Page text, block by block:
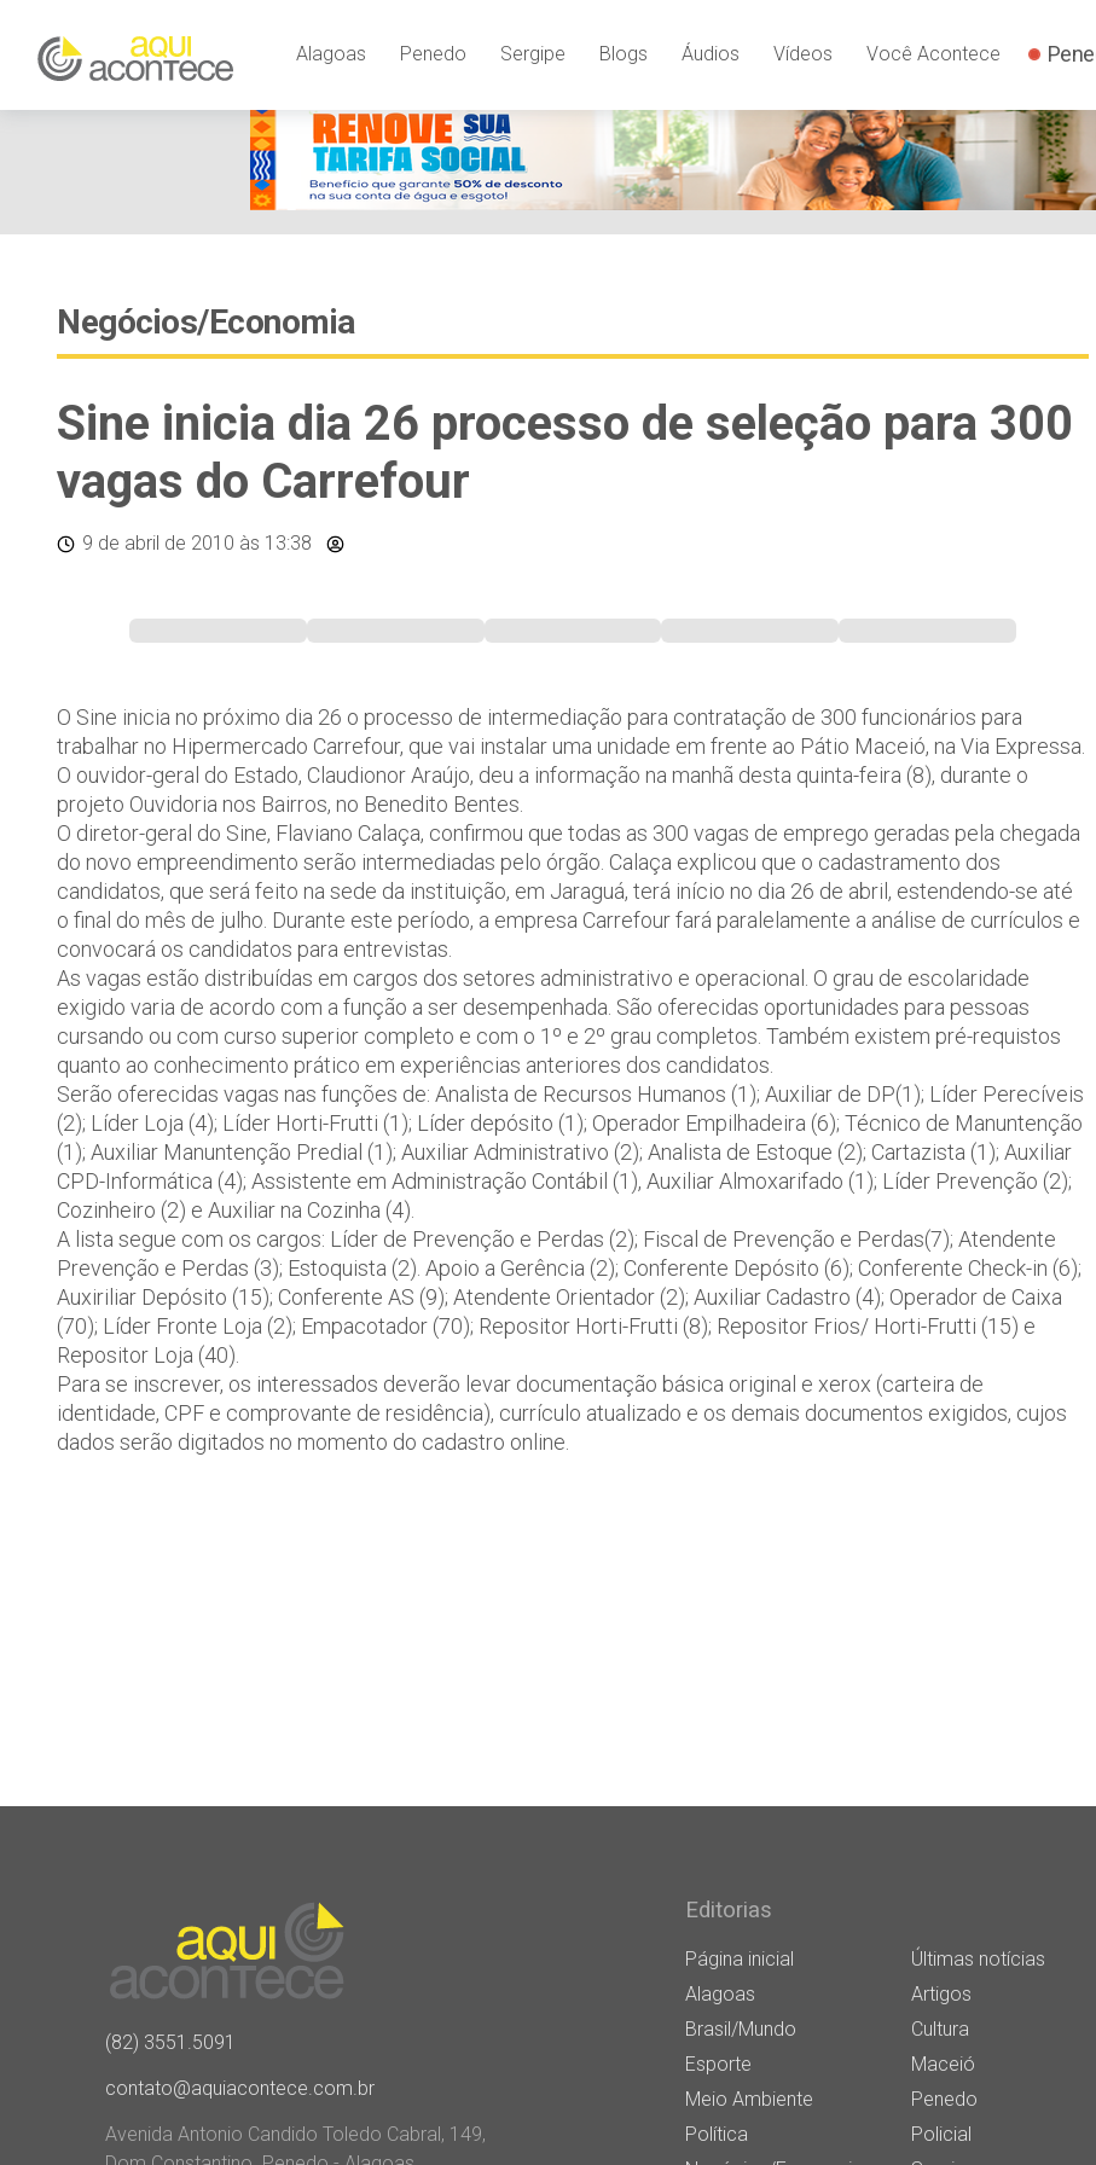
Alagoas Penedo Sergipe Blogs Áudios Vídeos Você Acontece
Negócios/Economia
Sine inicia dia 26 processo de seleção para 300
vagas do Carrefour
9 de abril de 2010 às 13:38
O Sine inicia no próximo dia 26 o processo de intermediação para contratação de 300 funcionários para
trabalhar no Hipermercado Carrefour, que vai instalar uma unidade em frente ao Pátio Maceió, na Via Expressa.
O ouvidor-geral do Estado, Claudionor Araújo, deu a informação na manhã desta quinta-feira (8), durante o
projeto Ouvidoria nos Bairros, no Benedito Bentes.
O diretor-geral do Sine, Flaviano Calaça, confirmou que todas as 300 vagas de emprego geradas pela chegada
do novo empreendimento serão intermediadas pelo órgão. Calaça explicou que o cadastramento dos
candidatos, que será feito na sede da instituição, em Jaraguá, terá início no dia 26 de abril, estendendo-se até
o final do mês de julho. Durante este período, a empresa Carrefour fará paralelamente a análise de currículos e
convocará os candidatos para entrevistas.
As vagas estão distribuídas em cargos dos setores administrativo e operacional. O grau de escolaridade
exigido varia de acordo com a função a ser desempenhada. São oferecidas oportunidades para pessoas
cursando ou com curso superior completo e com o 1º e 2º grau completos. Também existem pré-requistos
quanto ao conhecimento prático em experiências anteriores dos candidatos.
Serão oferecidas vagas nas funções de: Analista de Recursos Humanos (1); Auxiliar de DP(1); Líder Perecíveis
(2); Líder Loja (4); Líder Horti-Frutti (1); Líder depósito (1); Operador Empilhadeira (6); Técnico de Manuntenção
(1); Auxiliar Manuntenção Predial (1); Auxiliar Administrativo (2); Analista de Estoque (2); Cartazista (1); Auxiliar
CPD-Informática (4); Assistente em Administração Contábil (1), Auxiliar Almoxarifado (1); Líder Prevenção (2);
Cozinheiro (2) e Auxiliar na Cozinha (4).
A lista segue com os cargos: Líder de Prevenção e Perdas (2); Fiscal de Prevenção e Perdas(7); Atendente
Prevenção e Perdas (3); Estoquista (2). Apoio a Gerência (2); Conferente Depósito (6); Conferente Check-in (6);
Auxiriliar Depósito (15); Conferente AS (9); Atendente Orientador (2); Auxiliar Cadastro (4); Operador de Caixa
(70); Líder Fronte Loja (2); Empacotador (70); Repositor Horti-Frutti (8); Repositor Frios/ Horti-Frutti (15) e
Repositor Loja (40).
Para se inscrever, os interessados deverão levar documentação básica original e xerox (carteira de
identidade, CPF e comprovante de residência), currículo atualizado e os demais documentos exigidos, cujos
dados serão digitados no momento do cadastro online.
(82) 3551.5091
contato@aquiacontece.com.br
Avenida Antonio Candido Toledo Cabral, 149,
Editorias
Página inicial
Últimas notícias
Alagoas
Artigos
Brasil/Mundo
Cultura
Esporte
Maceió
Meio Ambiente
Penedo
Política
Policial